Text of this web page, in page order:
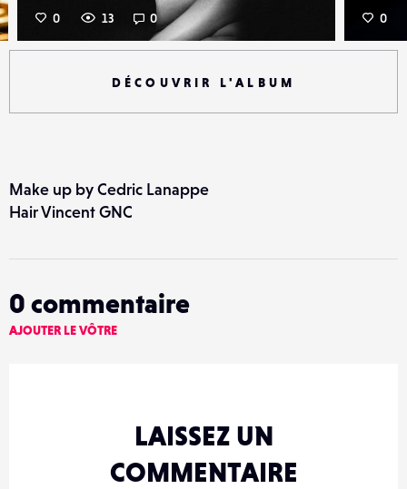
0 13 0 0
DÉCOUVRIR L'ALBUM
Make up by Cedric Lanappe
Hair Vincent GNC
0 commentaire
AJOUTER LE VÔTRE
LAISSEZ UN
COMMENTAIRE